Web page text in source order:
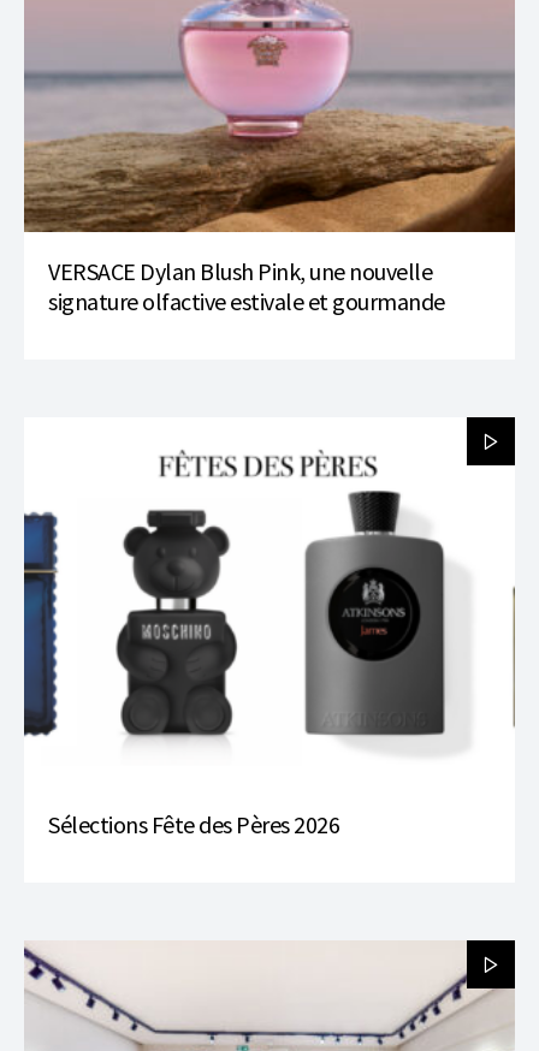
VERSACE Dylan Blush Pink, une nouvelle
signature olfactive estivale et gourmande
Sélections Fête des Pères 2026